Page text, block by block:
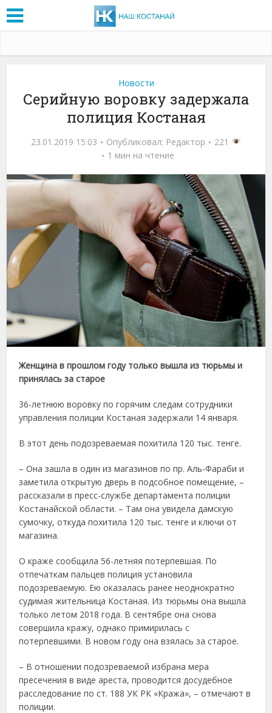
Новости
Серийную воровку задержала
полиция Костаная
23.01.2019 15:03 Опубликовал: Редактор
221
1 мин на чтение
Женщина в прошлом году только вышла из тюрьмы и
принялась за старое
36-летнюю воровку по горячим следам сотрудники
управления полиции Костаная задержали 14 января.
В этот день подозреваемая похитила 120 тыс. тенге.
– Она зашла в один из магазинов по пр. Аль-Фараби и
заметила открытую дверь в подсобное помещение, –
рассказали в пресс-службе департамента полиции
Костанайской области. – Там она увидела дамскую
сумочку, откуда похитила 120 тыс. тенге и ключи от
магазина.
О краже сообщила 56-летняя потерпевшая. По
отпечаткам пальцев полиция установила
подозреваемую. Ею оказалась ранее неоднократно
судимая жительница Костаная. Из тюрьмы она вышла
только летом 2018 года. В сентябре она снова
совершила кражу, однако примирилась с
потерпевшими. В новом году она взялась за старое.
– В отношении подозреваемой избрана мера
пресечения в виде ареста, проводится досудебное
расследование по ст. 188 УК РК «Кража», – отмечают в
полиции.